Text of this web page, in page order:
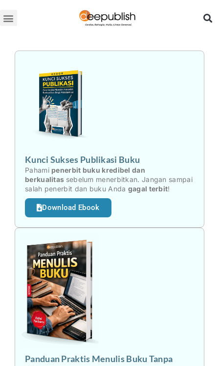
ke
Kunci Sukses Publikasi Buku
Pahami penerbit buku kredibel dan
berkualitas sebelum menerbitkan. Jangan sampai
salah penerbit dan buku Anda gagal terbit!
Download Ebook
Panduan Praktis Menulis Buku Tanpa